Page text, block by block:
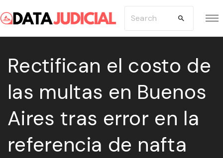
k
i
c
h
o
Rectifican el costo de
las multas en Buenos
Aires tras error en la
referencia de nafta